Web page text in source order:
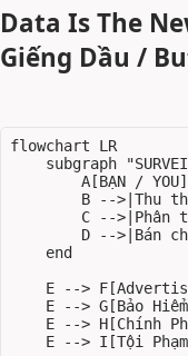
Data Is The
Giếng Dầu /
flowchart LR
subgraph
A[BẠN /
B -->|Thu
C -->|Phân
D -->|Bán
    end
E -->
E --> G[Bảo
E --> H[Chính